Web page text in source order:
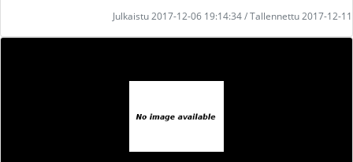
Julkaistu 2017-12-06 19:14:34 / Tallennettu 2017-12-11